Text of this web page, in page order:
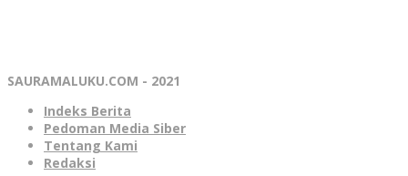
SAURAMALUKU.COM - 2021
Indeks Berita
Pedoman Media Siber
Tentang Kami
Redaksi